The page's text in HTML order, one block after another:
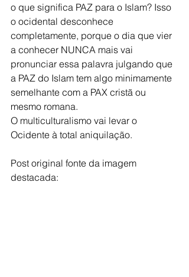
o que significa PAZ para o Islam? Isso
o ocidental desconhece
completamente, porque o dia que vier
a conhecer NUNCA mais vai
pronunciar essa palavra julgando que
a PAZ do Islam tem algo minimamente
semelhante com a PAX cristã ou
mesmo romana.
O multiculturalismo vai levar o
Ocidente à total aniquilação.
Post original fonte da imagem
destacada: